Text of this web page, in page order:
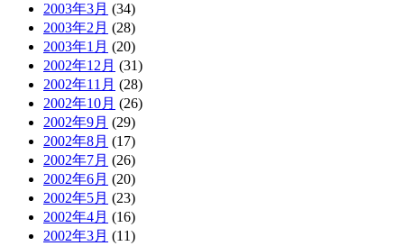
2003年3月 (34)
2003年2月 (28)
2003年1月 (20)
2002年12月 (31)
2002年11月 (28)
2002年10月 (26)
2002年9月 (29)
2002年8月 (17)
2002年7月 (26)
2002年6月 (20)
2002年5月 (23)
2002年4月 (16)
2002年3月 (11)